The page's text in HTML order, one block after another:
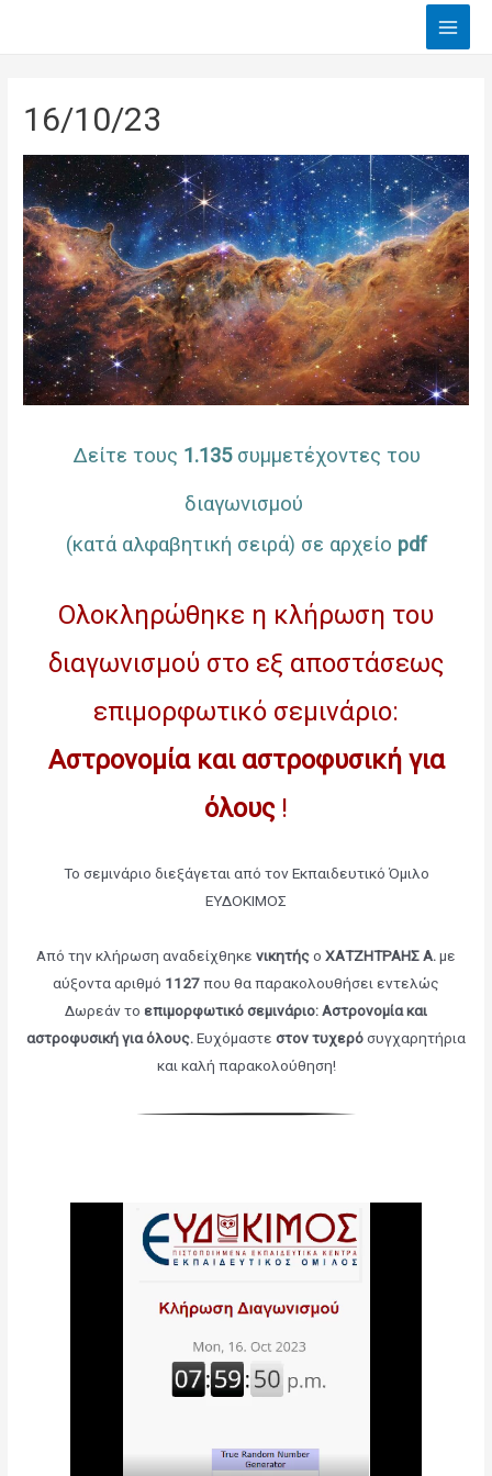
Main
16/10/23
Δείτε τους 1.135συμμετέχοντες του
διαγωνισμού
(κατά αλφαβητική σειρά) σε αρχείο pdf
Ολοκληρώθηκε η κλήρωση του
διαγωνισμού στο εξ αποστάσεως
επιμορφωτικό σεμινάριο:
Αστρονομία και αστροφυσική για
όλους !
Το σεμινάριο διεξάγεται από τον Εκπαιδευτικό Όμιλο
ΕΥΔΟΚΙΜΟΣ
Από την κλήρωση αναδείχθηκε νικητήςο ΧΑΤΖΗΤΡΑΗΣ Α.με
αύξοντα αριθμό 1127που θα παρακολουθήσει εντελώς
Δωρεάν το επιμορφωτικό σεμινάριο: Αστρονομία και
αστροφυσική για όλους.Ευχόμαστε στον τυχερόσυγχαρητήρια
και καλή παρακολούθηση!